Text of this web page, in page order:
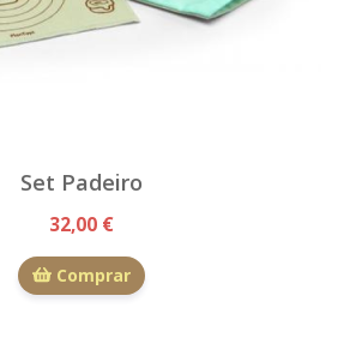
Set Padeiro
32,00 €
Comprar